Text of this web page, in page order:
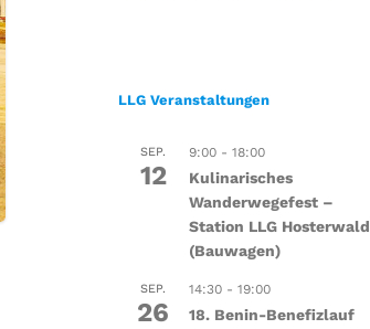
LLG Veranstaltungen
SEP.
12
9:00- 18:00
Kulinarisches
Wanderwegefest –
Station LLG Hosterwald
(Bauwagen)
SEP.
26
14:30- 19:00
18. Benin-Benefizlauf